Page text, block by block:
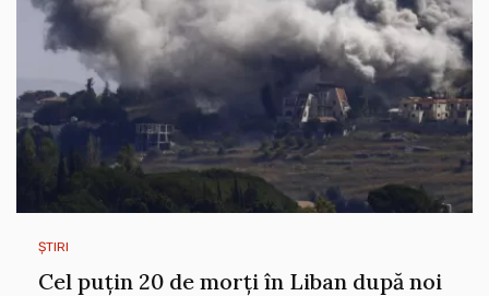
ȘTIRI
Cel puțin 20 de morți în Liban după noi